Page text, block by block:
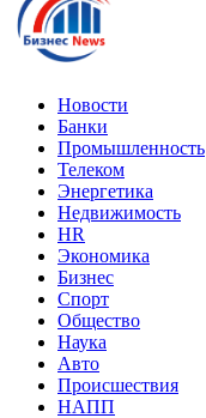
Новости
Банки
Промышленность
Телеком
Энергетика
Недвижимость
HR
Экономика
Бизнес
Спорт
Общество
Наука
Авто
Происшествия
НАПП